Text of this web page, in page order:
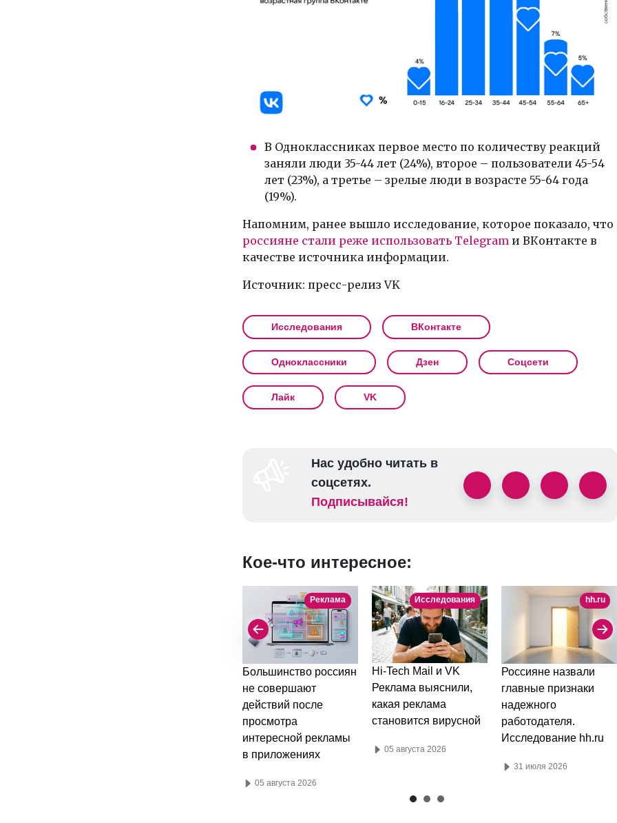
В Одноклассниках первое место по количеству реакций
заняли люди 35-44 лет (24%), второе – пользователи 45-54
лет (23%), а третье – зрелые люди в возрасте 55-64 года
(19%).
Напомним, ранее вышло исследование, которое показало, что
россияне стали реже использовать Telegram и ВКонтакте в
качестве источника информации.
Источник: пресс-релиз VK
Исследования ВКонтакте
Одноклассники Дзен Соцсети
Лайк VK
Нас удобно читать в
соцсетях.
Подписывайся!
Кое-что интересное:
Реклама
Большинство россиян
не совершают
действий после
просмотра
интересной рекламы
в приложениях
05 августа 2026
Исследования
Hi-Tech Mail и VK
Реклама выяснили,
какая реклама
становится вирусной
05 августа 2026
hh.ru
Россияне назвали
главные признаки
надежного
работодателя.
Исследование hh.ru
31 июля 2026